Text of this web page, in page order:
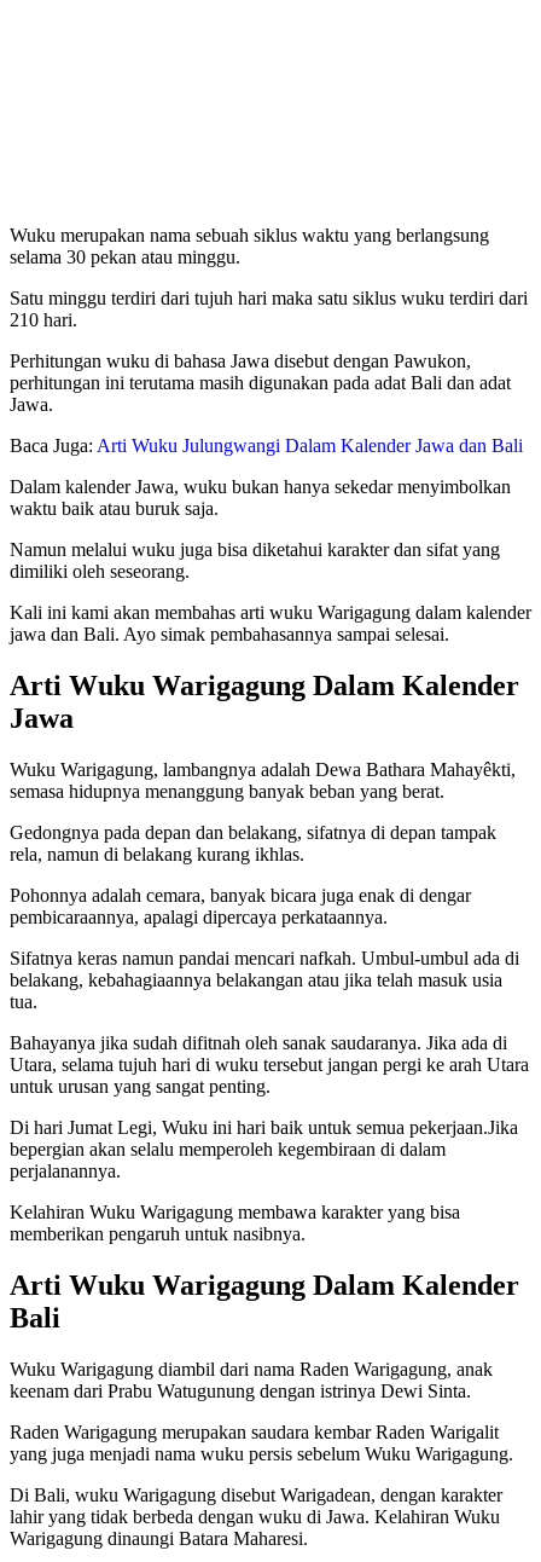
Wuku merupakan nama sebuah siklus waktu yang berlangsung
selama 30 pekan atau minggu.
Satu minggu terdiri dari tujuh hari maka satu siklus wuku terdiri dari
210 hari.
Perhitungan wuku di bahasa Jawa disebut dengan Pawukon,
perhitungan ini terutama masih digunakan pada adat Bali dan adat
Jawa.
Baca Juga: Arti Wuku Julungwangi Dalam Kalender Jawa dan Bali
Dalam kalender Jawa, wuku bukan hanya sekedar menyimbolkan
waktu baik atau buruk saja.
Namun melalui wuku juga bisa diketahui karakter dan sifat yang
dimiliki oleh seseorang.
Kali ini kami akan membahas arti wuku Warigagung dalam kalender
jawa dan Bali. Ayo simak pembahasannya sampai selesai.
Arti Wuku Warigagung Dalam Kalender
Jawa
Wuku Warigagung, lambangnya adalah Dewa Bathara Mahayêkti,
semasa hidupnya menanggung banyak beban yang berat.
Gedongnya pada depan dan belakang, sifatnya di depan tampak
rela, namun di belakang kurang ikhlas.
Pohonnya adalah cemara, banyak bicara juga enak di dengar
pembicaraannya, apalagi dipercaya perkataannya.
Sifatnya keras namun pandai mencari nafkah. Umbul-umbul ada di
belakang, kebahagiaannya belakangan atau jika telah masuk usia
tua.
Bahayanya jika sudah difitnah oleh sanak saudaranya. Jika ada di
Utara, selama tujuh hari di wuku tersebut jangan pergi ke arah Utara
untuk urusan yang sangat penting.
Di hari Jumat Legi, Wuku ini hari baik untuk semua pekerjaan.Jika
bepergian akan selalu memperoleh kegembiraan di dalam
perjalanannya.
Kelahiran Wuku Warigagung membawa karakter yang bisa
memberikan pengaruh untuk nasibnya.
Arti Wuku Warigagung Dalam Kalender
Bali
Wuku Warigagung diambil dari nama Raden Warigagung, anak
keenam dari Prabu Watugunung dengan istrinya Dewi Sinta.
Raden Warigagung merupakan saudara kembar Raden Warigalit
yang juga menjadi nama wuku persis sebelum Wuku Warigagung.
Di Bali, wuku Warigagung disebut Warigadean, dengan karakter
lahir yang tidak berbeda dengan wuku di Jawa. Kelahiran Wuku
Warigagung dinaungi Batara Maharesi.